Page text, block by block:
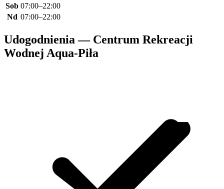
Sob 07:00–22:00
Nd 07:00–22:00
Udogodnienia — Centrum Rekreacji
Wodnej Aqua-Piła